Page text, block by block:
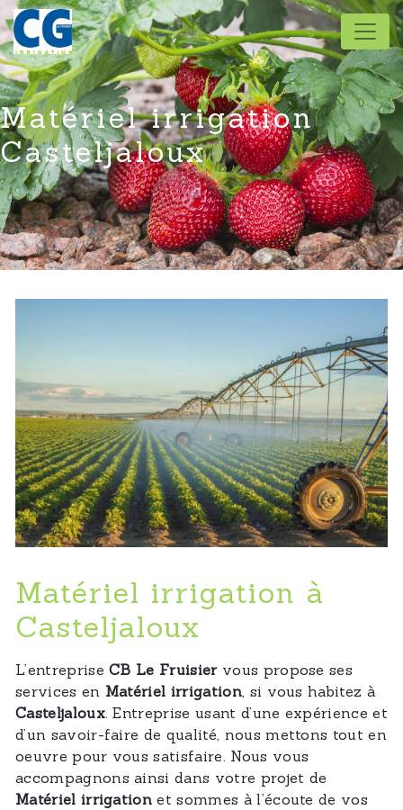
Panneau de gestion des cookies
Matériel irrigation
Casteljaloux
Matériel irrigation à
Casteljaloux
L’entrepriseCB Le Fruisiervous propose ses
services en Matériel irrigation, si vous habitez à
Casteljaloux. Entreprise usant d’une expérience et
d’un savoir-faire de qualité, nous mettons tout en
oeuvre pour vous satisfaire. Nous vous
accompagnons ainsi dans votre projet de
Matériel irrigation et sommes à l’écoute de vos